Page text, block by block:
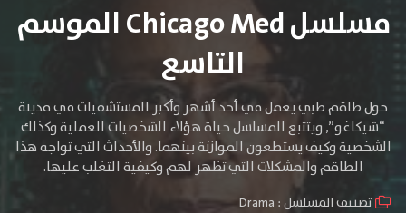
مسلسل Chicago Med الموسم
التاسع
حول طاقم طبي يعمل في أحد أشهر وأكبر المستشفيات في مدينة
“شيكاغو”, ويتتبع المسلسل حياة هؤلاء الشخصيات العملية وكذلك
الشخصية وكيف يستطعون الموازنة بينهما. والأحداث التي تواجه هذا
الطاقم والمشكلات التي تظهر لهم وكيفية التغلب عليها.
تصنيف المسلسل : Drama